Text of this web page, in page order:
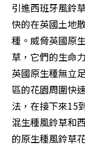
引進西班牙風鈴
快的在英國土地
種。威脅英國原
草，它們的生命
英國原生種無立
區的花園周圍快
法，在接下來15
混生種風鈴草和
的原生種風鈴草